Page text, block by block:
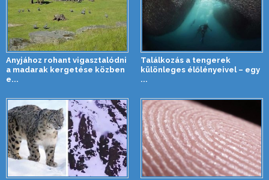
Anyjához rohant vigasztalódni
a madarak kergetése közben
e...
Találkozás a tengerek
különleges élőlényeivel – egy
...